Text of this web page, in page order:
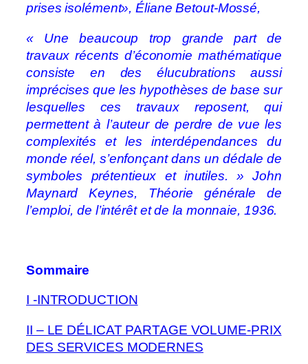
prises isolément», Éliane Betout-Mossé,
« Une beaucoup trop grande part de
travaux récents d’économie mathématique
consiste en des élucubrations aussi
imprécises que les hypothèses de base sur
lesquelles ces travaux reposent, qui
permettent à l’auteur de perdre de vue les
complexités et les interdépendances du
monde réel, s’enfonçant dans un dédale de
symboles prétentieux et inutiles. » John
Maynard Keynes, Théorie générale de
l’emploi, de l’intérêt et de la monnaie, 1936.
Sommaire
I -INTRODUCTION
II – LE DÉLICAT PARTAGE VOLUME-PRIX
DES SERVICES MODERNES